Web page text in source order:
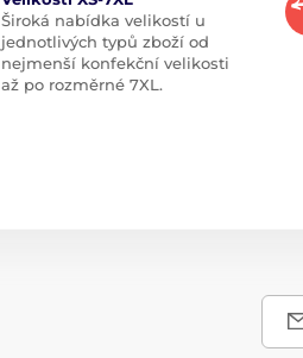
Široká nabídka velikostí u
jednotlivých typů zboží od
nejmenší konfekční velikosti
až po rozměrné 7XL.